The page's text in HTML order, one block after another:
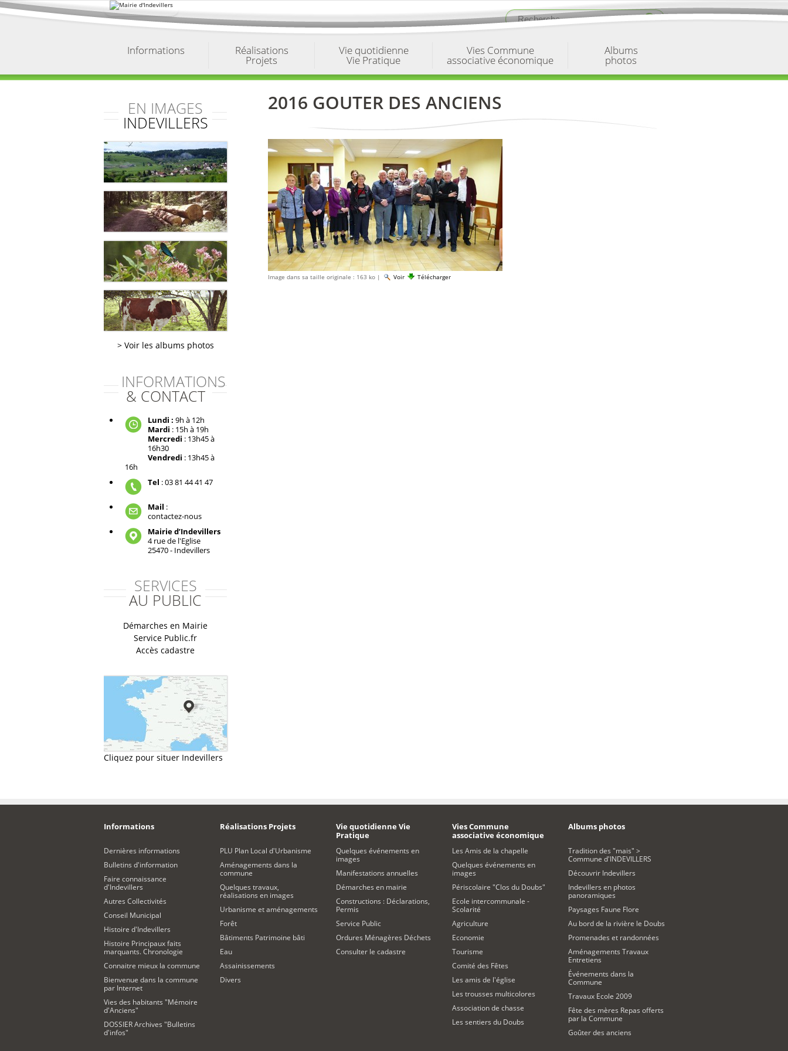
Aller
au
Informations Réalisations
Projets
Vie quotidienne
Vie Pratique
Vies Commune
associative économique
Albums
photos
EN IMAGES
INDEVILLERS
Voir les albums photos
INFORMATIONS
& CONTACT
Lundi : 9h à 12h
Mardi : 15h à 19h
Mercredi : 13h45 à
16h30
Vendredi : 13h45 à
16h
Tel : 03 81 44 41 47
Mail :
contactez-nous
Mairie d’Indevillers
4 rue de l'Eglise
25470 - Indevillers
SERVICES
AU PUBLIC
Démarches en Mairie
Service Public.fr
Accès cadastre
Cliquez pour situer Indevillers
2016 GOUTER DES ANCIENS
Image dans sa taille originale : 163 ko | Voir Télécharger
Informations
Dernières informations
Bulletins d'information
Faire connaissance
d'Indevillers
Autres Collectivités
Conseil Municipal
Histoire d'Indevillers
Histoire Principaux faits
marquants. Chronologie
Connaitre mieux la commune
Bienvenue dans la commune
par Internet
Vies des habitants "Mémoire
d'Anciens"
DOSSIER Archives "Bulletins
d'infos"
Réalisations Projets
PLU Plan Local d'Urbanisme
Aménagements dans la
commune
Quelques travaux,
réalisations en images
Urbanisme et aménagements
Forêt
Bâtiments Patrimoine bâti
Eau
Assainissements
Divers
Vie quotidienne Vie
Pratique
Quelques événements en
images
Manifestations annuelles
Démarches en mairie
Constructions : Déclarations,
Permis
Service Public
Ordures Ménagères Déchets
Consulter le cadastre
Vies Commune
associative économique
Les Amis de la chapelle
Quelques événements en
images
Périscolaire "Clos du Doubs"
Ecole intercommunale -
Scolarité
Agriculture
Economie
Tourisme
Comité des Fêtes
Les amis de l'église
Les trousses multicolores
Association de chasse
Les sentiers du Doubs
Albums photos
Tradition des "mais" >
Commune d'INDEVILLERS
Découvrir Indevillers
Indevillers en photos
panoramiques
Paysages Faune Flore
Au bord de la rivière le Doubs
Promenades et randonnées
Aménagements Travaux
Entretiens
Événements dans la
Commune
Travaux Ecole 2009
Fête des mères Repas offerts
par la Commune
Goûter des anciens